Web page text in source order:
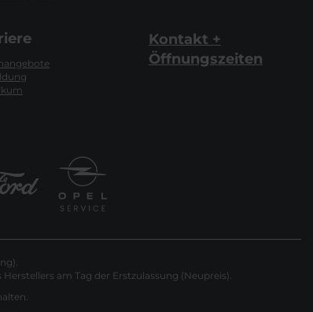
Kontakt +
Öffnungszeiten
am Tag der Erstzulassung (Neupreis).